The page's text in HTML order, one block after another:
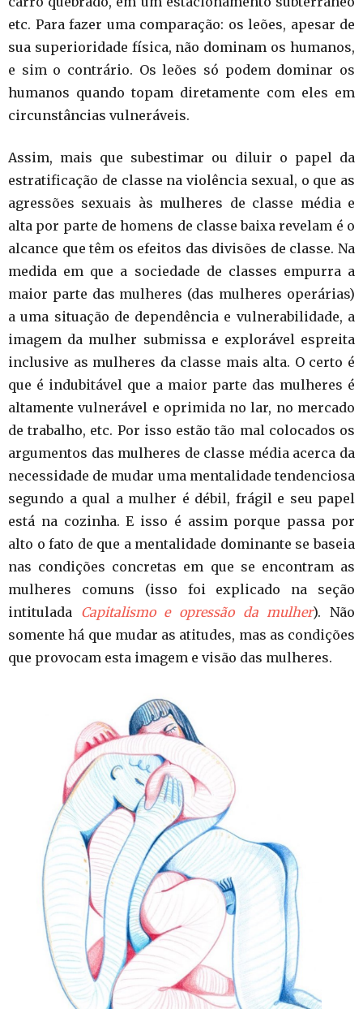
etc. Para fazer uma comparação: os leões, apesar de
sua superioridade física, não dominam os humanos,
e sim o contrário. Os leões só podem dominar os
humanos quando topam diretamente com eles em
circunstâncias vulneráveis.
Assim, mais que subestimar ou diluir o papel da
estratificação de classe na violência sexual, o que as
agressões sexuais às mulheres de classe média e
alta por parte de homens de classe baixa revelam é o
alcance que têm os efeitos das divisões de classe. Na
medida em que a sociedade de classes empurra a
maior parte das mulheres (das mulheres operárias)
a uma situação de dependência e vulnerabilidade, a
imagem da mulher submissa e explorável espreita
inclusive as mulheres da classe mais alta. O certo é
que é indubitável que a maior parte das mulheres é
altamente vulnerável e oprimida no lar, no mercado
de trabalho, etc. Por isso estão tão mal colocados os
argumentos das mulheres de classe média acerca da
necessidade de mudar uma mentalidade tendenciosa
segundo a qual a mulher é débil, frágil e seu papel
está na cozinha. E isso é assim porque passa por
alto o fato de que a mentalidade dominante se baseia
nas condições concretas em que se encontram as
mulheres comuns (isso foi explicado na seção
intitulada Capitalismo e opressão da mulher). Não
somente há que mudar as atitudes, mas as condições
que provocam esta imagem e visão das mulheres.